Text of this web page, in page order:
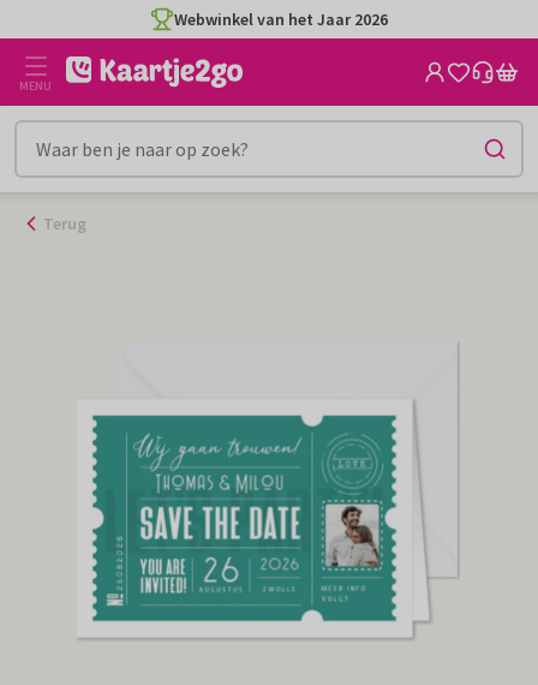
naar
inhoud
Webwinkel van het Jaar 2026
MENU
Terug